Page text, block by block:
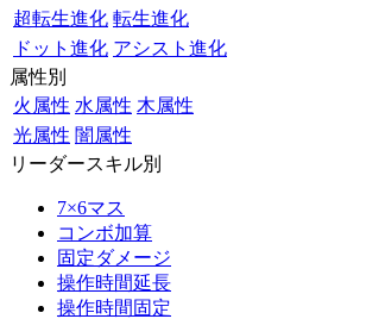
超転生進化 転生進化
ドット進化 アシスト進化
属性別
火属性 水属性 木属性
光属性 闇属性
リーダースキル別
7×6マス
コンボ加算
固定ダメージ
操作時間延長
操作時間固定